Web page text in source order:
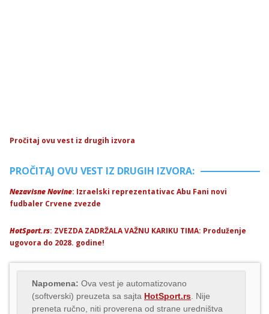
Pročitaj ovu vest iz drugih izvora
PROČITAJ OVU VEST IZ DRUGIH IZVORA:
Nezavisne Novine: Izraelski reprezentativac Abu Fani novi
fudbaler Crvene zvezde
HotSport.rs: ZVEZDA ZADRŽALA VAŽNU KARIKU TIMA: Produženje
ugovora do 2028. godine!
Napomena: Ova vest je automatizovano
(softverski) preuzeta sa sajta HotSport.rs . Nije
preneta ručno, niti proverena od strane uredništva